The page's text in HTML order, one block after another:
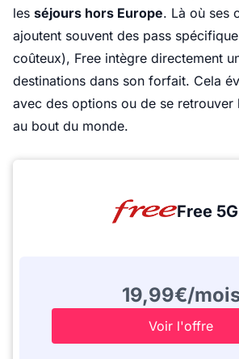
les séjours hors Europe. Là où ses
ajoutent souvent des pass
coûteux), Free intègre directement
destinations dans son forfait. Cela
avec des options ou de se retrouver
au bout du monde.
Free
19,99€/
Voir l'offre